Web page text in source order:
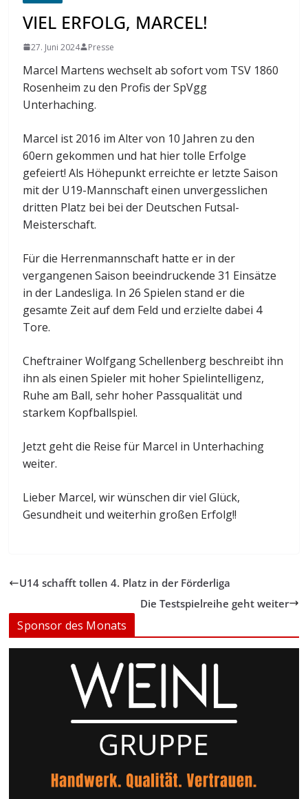
VIEL ERFOLG, MARCEL!
27. Juni 2024 Presse
Marcel Martens wechselt ab sofort vom TSV 1860
Rosenheim zu den Profis der SpVgg
Unterhaching.
Marcel ist 2016 im Alter von 10 Jahren zu den
60ern gekommen und hat hier tolle Erfolge
gefeiert! Als Höhepunkt erreichte er letzte Saison
mit der U19-Mannschaft einen unvergesslichen
dritten Platz bei bei der Deutschen Futsal-
Meisterschaft.
Für die Herrenmannschaft hatte er in der
vergangenen Saison beeindruckende 31 Einsätze
in der Landesliga. In 26 Spielen stand er die
gesamte Zeit auf dem Feld und erzielte dabei 4
Tore.
Cheftrainer Wolfgang Schellenberg beschreibt ihn
ihn als einen Spieler mit hoher Spielintelligenz,
Ruhe am Ball, sehr hoher Passqualität und
starkem Kopfballspiel.
Jetzt geht die Reise für Marcel in Unterhaching
weiter.
Lieber Marcel, wir wünschen dir viel Glück,
Gesundheit und weiterhin großen Erfolg!!
U14 schafft tollen 4. Platz in der Förderliga
Die Testspielreihe geht weiter
Sponsor des Monats